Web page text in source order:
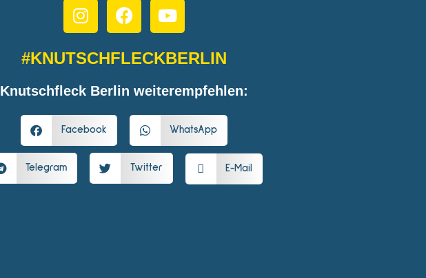
#KNUTSCHFLECKBERLIN
Knutschfleck Berlin weiterempfehlen:
Facebook WhatsApp
Telegram Twitter E-Mail